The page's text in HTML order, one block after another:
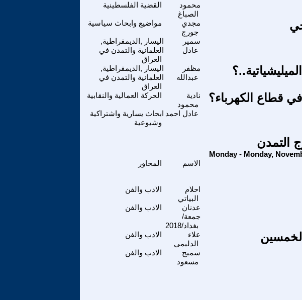
القضية الفلسطينية
محمود
الصباغ
مواضيع وابحاث سياسية
مجدي
جورج
اليسار ,الديمقراطية,
العلمانية والتمدن في
العراق
سمير
عادل
اليسار ,الديمقراطية,
العلمانية والتمدن في
العراق
مظفر
عبدالله
الحركة العمالية والنقابية
نادية
محمود
قطاع الكهرباء؟
ابحاث يسارية واشتراكية
وشيوعية
عادل احمد
التمدن
الاسم
الادب والفن
احلام
البياتي
الادب والفن
عدنان
جمعة/
بغداد/2018
الادب والفن
علاء
الدليمي
الادب والفن
سميح
مسعود